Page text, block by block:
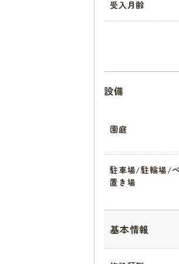
受入月齢
設備
園庭
駐車場/駐輪場/
置き場
基本情報